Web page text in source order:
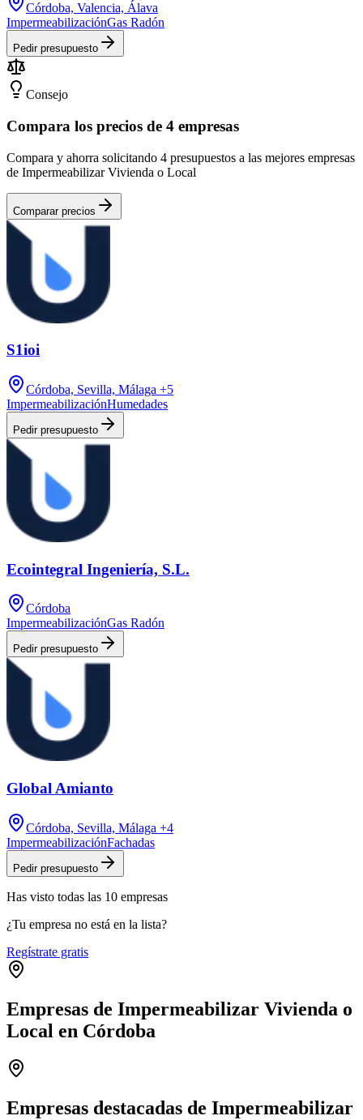
Córdoba, Valencia, Álava
ImpermeabilizaciónGas Radón
Pedir presupuesto
Consejo
Compara los precios de 4 empresas
Compara y ahorra solicitando 4 presupuestos a las mejores empresas
de Impermeabilizar Vivienda o Local
Comparar precios
S1ioi
Córdoba, Sevilla, Málaga +5
ImpermeabilizaciónHumedades
Pedir presupuesto
Ecointegral Ingeniería, S.L.
Córdoba
ImpermeabilizaciónGas Radón
Pedir presupuesto
Global Amianto
Córdoba, Sevilla, Málaga +4
ImpermeabilizaciónFachadas
Pedir presupuesto
Has visto todas las 10 empresas
¿Tu empresa no está en la lista?
Regístrate gratis
Empresas de Impermeabilizar Vivienda o
Local en Córdoba
−
Empresas destacadas de Impermeabilizar